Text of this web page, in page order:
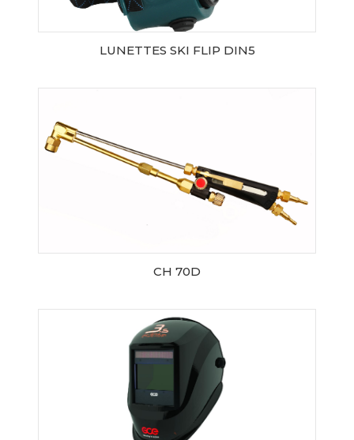
LUNETTES SKI FLIP DIN5
CH 70D
AJOUTER AU PANIER